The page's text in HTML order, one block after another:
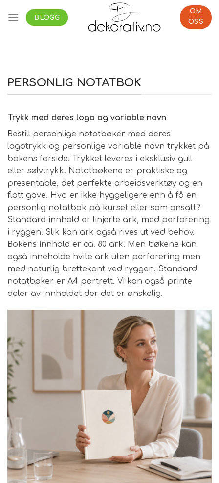
BLOGG
OM
OSS
PERSONLIG NOTATBOK
Trykk med deres logo og variable navn
Bestill personlige notatbøker med deres
logotrykk og personlige variable navn trykket på
bokens forside. Trykket leveres i eksklusiv gull
eller sølvtrykk. Notatbøkene er praktiske og
presentable, det perfekte arbeidsverktøy og en
flott gave. Hva er ikke hyggeligere enn å få en
personlig notatbok på kurset eller som ansatt?
Standard innhold er linjerte ark, med perforering
i ryggen. Slik kan ark også rives ut ved behov.
Bokens innhold er ca. 80 ark. Men bøkene kan
også inneholde hvite ark uten perforering men
med naturlig brettekant ved ryggen. Standard
notatbøker er A4 portrett. Vi kan også printe
deler av innholdet der det er ønskelig.